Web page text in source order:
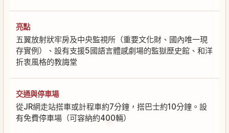
亮點
五翼放射狀牢房及中央監視所（重要文化財、國內唯一現
存實例）、設有支援5國語言體感劇場的監獄歷史館、和洋
折衷風格的教誨堂
交通與停車場
從JR網走站搭車或計程車約7分鐘，搭巴士約10分鐘。設
有免費停車場（可容納約400輛）